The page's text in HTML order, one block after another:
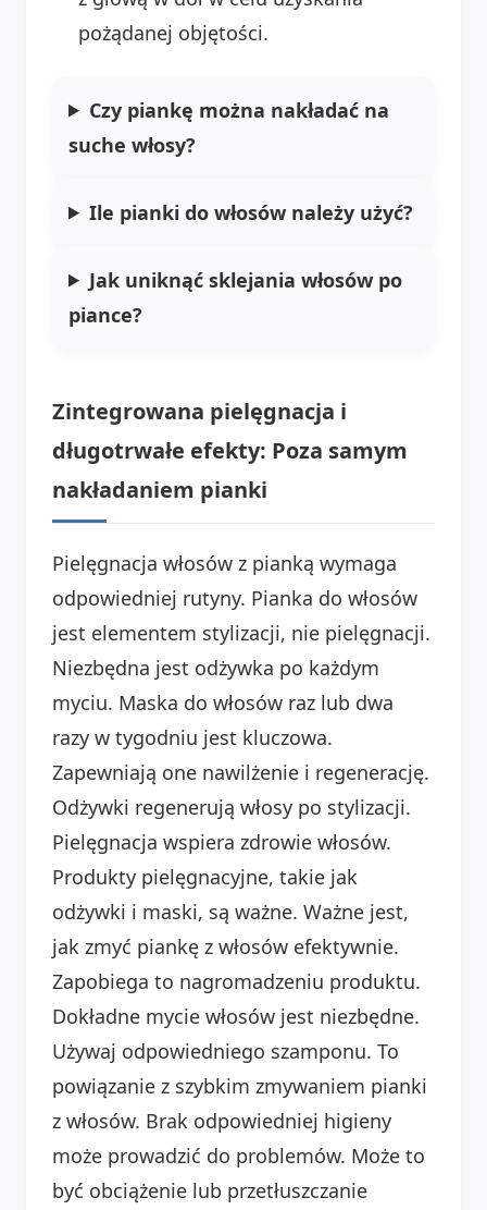
pożądanej objętości.
Czy piankę można nakładać na
suche włosy?
Ile pianki do włosów należy użyć?
Jak uniknąć sklejania włosów po
piance?
Zintegrowana pielęgnacja i
długotrwałe efekty: Poza samym
nakładaniem pianki
Pielęgnacja włosów z pianką wymaga
odpowiedniej rutyny. Pianka do włosów
jest elementem stylizacji, nie pielęgnacji.
Niezbędna jest odżywka po każdym
myciu. Maska do włosów raz lub dwa
razy w tygodniu jest kluczowa.
Zapewniają one nawilżenie i regenerację.
Odżywki regenerują włosy po stylizacji.
Pielęgnacja wspiera zdrowie włosów.
Produkty pielęgnacyjne, takie jak
odżywki i maski, są ważne. Ważne jest,
jak zmyć piankę z włosów efektywnie.
Zapobiega to nagromadzeniu produktu.
Dokładne mycie włosów jest niezbędne.
Używaj odpowiedniego szamponu. To
powiązanie z szybkim zmywaniem pianki
z włosów. Brak odpowiedniej higieny
może prowadzić do problemów. Może to
być obciążenie lub przetłuszczanie